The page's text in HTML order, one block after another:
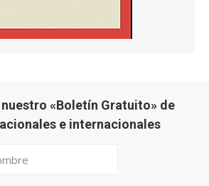
«Boletín Gratuito» de
e internacionales